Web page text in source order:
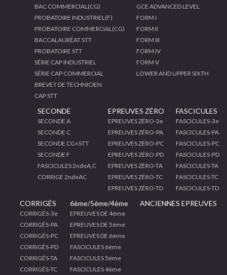
BAC COMMERCIAL(CG)
PROBATOIRE INDUSTRIEL(F)
PROBATOIRE COMMERCIAL(CG)
BACCALAURÉAT STT
PROBATOIRE STT
SÉRIE CAP INDUSTRIEL
SÉRIE CAP COMMERCIAL
BREVET DE TECHNICIEN
CAP STT
GCE ADVANCED LEVEL
FORM I
FORM II
FORM III
FORM IV
FORM V
LOWER AND UPPER SIXTH
SECONDE
SECONDE A
SECONDE C
SECONDE CG+STT
SECONDE F
FASCICULES 2ndeA,C
CORRIGE 2ndeAC
EPREUVES ZÉRO
EPREUVES ZÉRO-3e
EPREUVES ZÉRO-PA
EPREUVES ZÉRO-PC
EPREUVES ZÉRO-PD
EPREUVES ZÉRO-TA
EPREUVES ZÉRO-TC
EPREUVES ZÉRO-TD
FASCICULES
FASCICULES-3e
FASCICULES-PA
FASCICULES-PC
FASCICULES-PD
FASCICULES-TA
FASCICULES-TC
FASCICULES-TD
CORRIGÉS
CORRIGÉS-3e
CORRIGÉS-PA
CORRIGÉS-PC
CORRIGÉS-PD
CORRIGÉS-TA
CORRIGÉS-TC
6ème/5ème/4ème
EPREUVES DE 4ème
EPREUVES DE 5ème
EPREUVES DE 6ème
FASCICULES 6ème
FASCICULES 5ème
FASCICULES 4ème
ANCIENNES EPREUVES